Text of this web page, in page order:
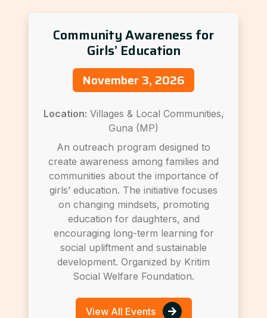
Community Awareness for
Girls’ Education
November 3, 2026
Location: Villages & Local Communities,
Guna (MP)
An outreach program designed to
create awareness among families and
communities about the importance of
girls’ education. The initiative focuses
on changing mindsets, promoting
education for daughters, and
encouraging long-term learning for
social upliftment and sustainable
development. Organized by Kritim
Social Welfare Foundation.
View All Events